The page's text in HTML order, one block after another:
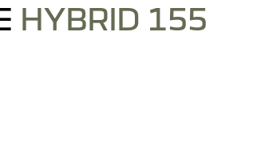
HYBRID 155